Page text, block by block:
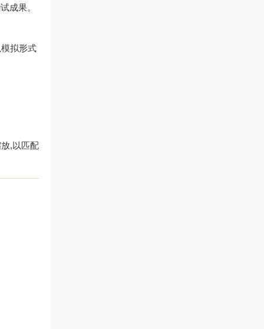
成果。
拟形式
,以匹配